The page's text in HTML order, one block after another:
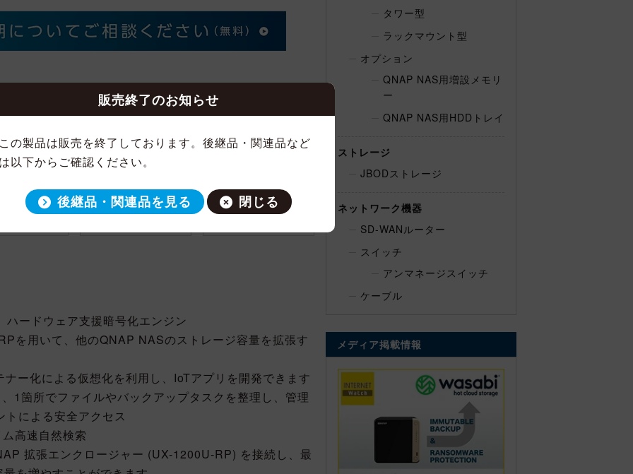
ードウェア支援暗号化エンジン
を用いて、他のQNAP NASのストレージ容量を拡張す
ー化による仮想化を利用し、IoTアプリを開発できます
1箇所でファイルやバックアップタスクを整理し、管理
による安全アクセス
高速自然検索
拡張エンクロージャー (UX-1200U-RP) を接続し、最
タワー型
ラックマウント型
オプション
QNAP NAS用増設メモリ
ー
QNAP NAS用HDDトレイ
ストレージ
JBODストレージ
ネットワーク機器
SD-WANルーター
スイッチ
アンマネージスイッチ
ケーブル
メディア掲載情報
販売終了のお知らせ
の製品は販売を終了しております。後継品・関連品など
以下からご確認ください。
後継品・関連品を見る 閉じる